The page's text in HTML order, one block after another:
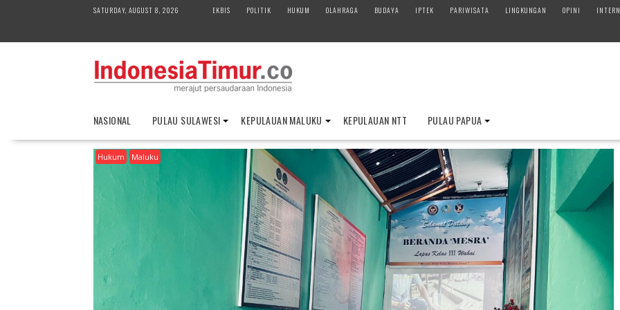
SATURDAY, AUGUST 8, 2026 EKBIS POLITIK HUKUM OLAHRAGA BUDAYA IPTEK PARIWISATA LINGKUNGAN OPINI
NASIONAL PULAU SULAWESI KEPULAUAN MALUKU KEPULAUAN NTT PULAU PAPUA
Hukum Maluku